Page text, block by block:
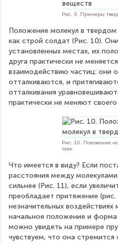
Рис. 9. Примеры
Положение молекул в
как строй солдат (Рис. 10).
установленных местах, их
друга практически не
взаимодействию частиц: они
отталкиваются, и
отталкивания
практически не меняют
Рис. 10. Положение
теле
Что имеется в виду? Если
расстояния между
сильнее (Рис. 11), если
преобладает притяжение
незначительных
начальное положение и
можно увидеть на примере
чувствуем, что она